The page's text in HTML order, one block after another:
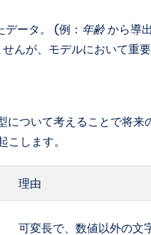
ータ。 (例： 年齢から導
んが、モデルにおいて重要
について考えることで将
します。
理由
可変長で、数値以外の文